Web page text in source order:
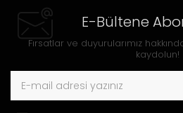
E-Bültene
Fırsatlar ve duyurularımız
kaydolun!